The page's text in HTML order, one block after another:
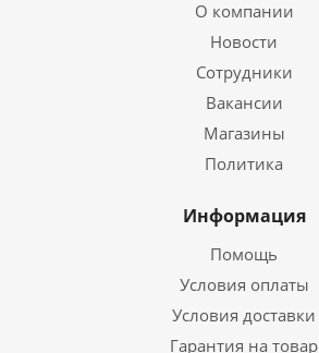
О компании
Новости
Сотрудники
Вакансии
Магазины
Политика
Информация
Помощь
Условия оплаты
Условия доставки
Гарантия на товар